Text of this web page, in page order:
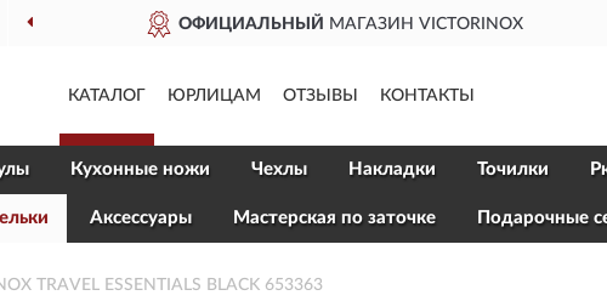
МАГАЗИН VICTORINOX
КАТАЛОГ ЮРЛИЦАМ ОТЗЫВЫ КОНТАКТЫ
Кухонные ножи Чехлы Накладки Точилки
Aксессуары Мастерская по заточке Подарочные
TRAVEL ESSENTIALS BLACK 653363